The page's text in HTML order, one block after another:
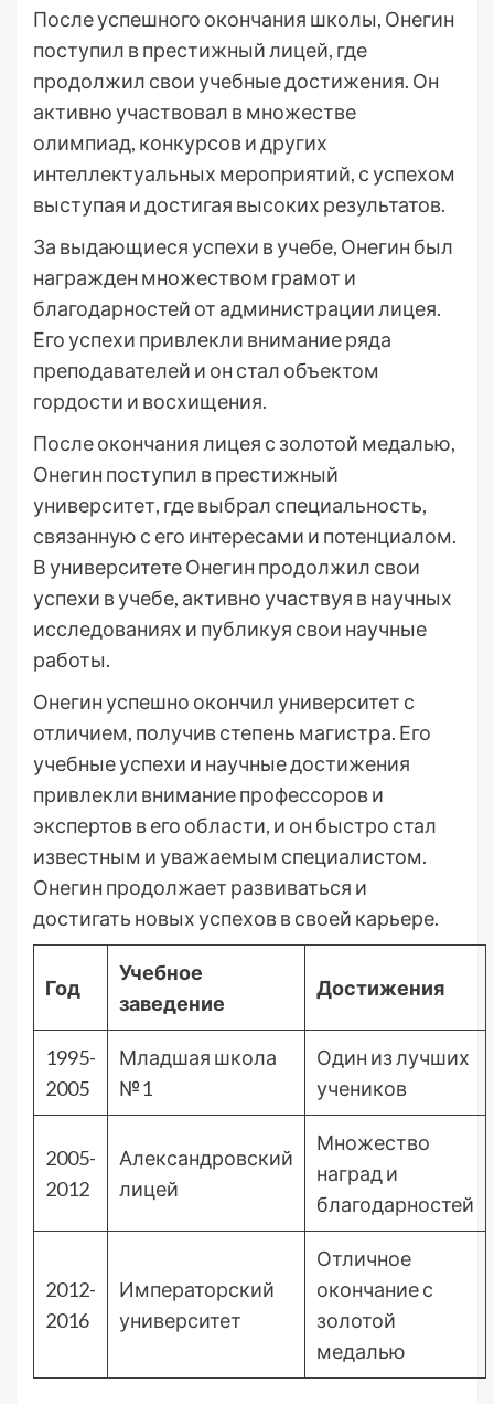
После успешного окончания школы, Онегин
поступил в престижный лицей, где
продолжил свои учебные достижения. Он
активно участвовал в множестве
олимпиад, конкурсов и других
интеллектуальных мероприятий, с успехом
выступая и достигая высоких результатов.
За выдающиеся успехи в учебе, Онегин был
награжден множеством грамот и
благодарностей от администрации лицея.
Его успехи привлекли внимание ряда
преподавателей и он стал объектом
гордости и восхищения.
После окончания лицея с золотой медалью,
Онегин поступил в престижный
университет, где выбрал специальность,
связанную с его интересами и потенциалом.
В университете Онегин продолжил свои
успехи в учебе, активно участвуя в научных
исследованиях и публикуя свои научные
работы.
Онегин успешно окончил университет с
отличием, получив степень магистра. Его
учебные успехи и научные достижения
привлекли внимание профессоров и
экспертов в его области, и он быстро стал
известным и уважаемым специалистом.
Онегин продолжает развиваться и
достигать новых успехов в своей карьере.
Год
Учебное
заведение
Достижения
1995-
2005
Младшая школа
№1
Один из лучших
учеников
2005-
2012
Александровский
лицей
Множество
наград и
благодарностей
2012-
2016
Императорский
университет
Отличное
окончание с
золотой
медалью